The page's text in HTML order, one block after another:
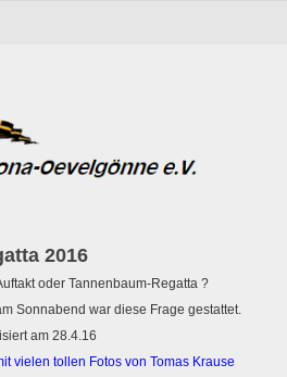
2016
oder Tannenbaum-Regatta ?
Sonnabend war diese Frage gestattet.
am 28.4.16
vielen tollen Fotos von Tomas Krause